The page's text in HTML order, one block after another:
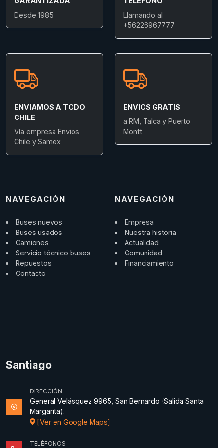
Desde 1985
Llamando al
+56226967777
ENVIAMOS A TODO
CHILE
Vía empresa Envios
Chile y Samex
ENVIOS GRATIS
a RM, Talca y Puerto
Montt
NAVEGACIÓN
Buses nuevos
Buses usados
Camiones
Servicio técnico buses
Repuestos
Contacto
NAVEGACIÓN
Empresa
Nuestra historia
Actualidad
Comunidad
Financiamiento
Santiago
DIRECCIÓN
General Velásquez 9965, San Bernardo (Salida Santa
Margarita).
[Ver en Google Maps]
TELÉFONOS